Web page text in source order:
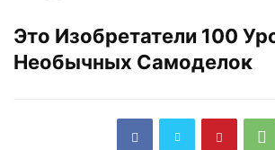
Это Изобретатели 100
Необычных Самоделок